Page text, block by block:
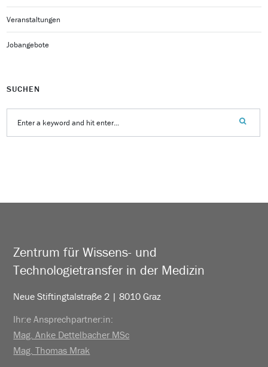
Veranstaltungen
Jobangebote
SUCHEN
Zentrum für Wissens- und
Technologietransfer in der Medizin
Neue Stiftingtalstraße 2 | 8010 Graz
Ihr:e Ansprechpartner:in:
Mag. Anke Dettelbacher MSc
Mag. Thomas Mrak